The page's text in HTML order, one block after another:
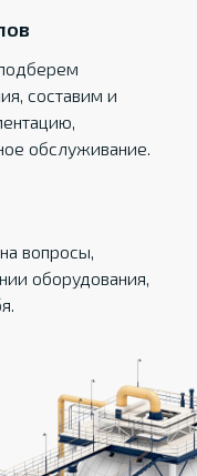
составим и
обслуживание.
вопросы,
оборудования,